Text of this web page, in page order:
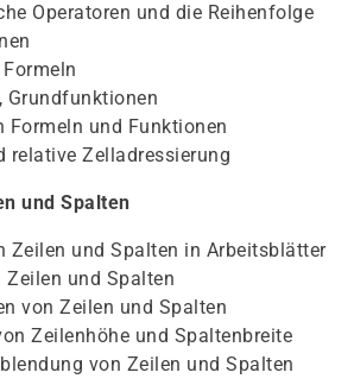
Operatoren und die Reihenfolge
Grundfunktionen
Formeln und Funktionen
relative Zelladressierung
und Spalten
Zeilen und Spalten in Arbeitsblätter
Zeilen und Spalten
von Zeilen und Spalten
Zeilenhöhe und Spaltenbreite
von Zeilen und Spalten